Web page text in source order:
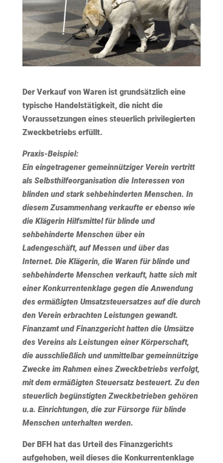
Der Verkauf von Waren ist grundsätzlich eine
typische Handelstätigkeit, die nicht die
Voraussetzungen eines steuerlich privilegierten
Zweckbetriebs erfüllt.
Praxis-Beispiel:
Ein eingetragener gemeinnütziger Verein vertritt
als Selbsthilfeorganisation die Interessen von
blinden und stark sehbehinderten Menschen. In
diesem Zusammenhang verkaufte er ebenso wie
die Klägerin Hilfsmittel für blinde und
sehbehinderte Menschen über ein
Ladengeschäft, auf Messen und über das
Internet. Die Klägerin, die Waren für blinde und
sehbehinderte Menschen verkauft, hatte sich mit
einer Konkurrentenklage gegen die Anwendung
des ermäßigten Umsatzsteuersatzes auf die durch
den Verein erbrachten Leistungen gewandt.
Finanzamt und Finanzgericht hatten die Umsätze
des Vereins als Leistungen einer Körperschaft,
die ausschließlich und unmittelbar gemeinnützige
Zwecke im Rahmen eines Zweckbetriebs verfolgt,
mit dem ermäßigten Steuersatz besteuert. Zu den
steuerlich begünstigten Zweckbetrieben gehören
u.a. Einrichtungen, die zur Fürsorge für blinde
Menschen unterhalten werden.
Der BFH hat das Urteil des Finanzgerichts
aufgehoben, weil dieses die Konkurrentenklage